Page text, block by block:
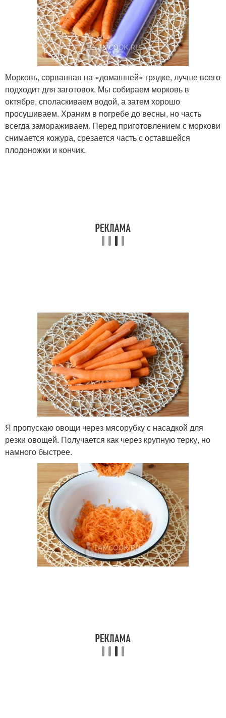
Морковь, сорванная на «домашней» грядке, лучше всего
подходит для заготовок. Мы собираем морковь в
октябре, споласкиваем водой, а затем хорошо
просушиваем. Храним в погребе до весны, но часть
всегда замораживаем. Перед приготовлением с моркови
снимается кожура, срезается часть с оставшейся
плодоножки и кончик.
Я пропускаю овощи через мясорубку с насадкой для
резки овощей. Получается как через крупную терку, но
намного быстрее.